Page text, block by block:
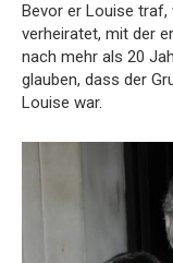
Bevor er Louise
verheiratet, mit der
nach mehr als 20
glauben, dass der
Louise war.